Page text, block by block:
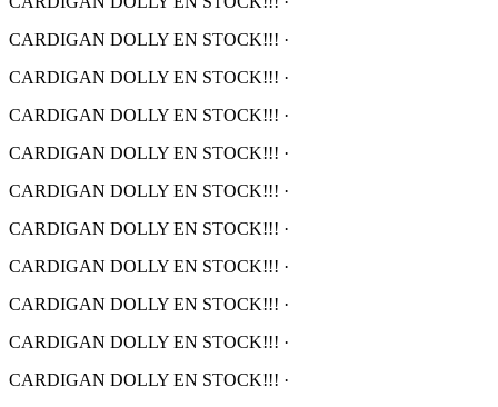
CARDIGAN DOLLY EN STOCK!!! ·
CARDIGAN DOLLY EN STOCK!!! ·
CARDIGAN DOLLY EN STOCK!!! ·
CARDIGAN DOLLY EN STOCK!!! ·
CARDIGAN DOLLY EN STOCK!!! ·
CARDIGAN DOLLY EN STOCK!!! ·
CARDIGAN DOLLY EN STOCK!!! ·
CARDIGAN DOLLY EN STOCK!!! ·
CARDIGAN DOLLY EN STOCK!!! ·
CARDIGAN DOLLY EN STOCK!!! ·